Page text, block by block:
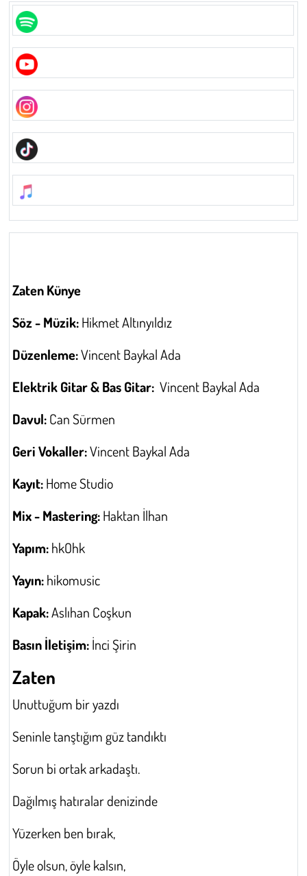
Zaten Künye
Söz - Müzik:Hikmet Altınyıldız
Düzenleme:Vincent Baykal Ada
Elektrik Gitar & Bas Gitar: Vincent Baykal Ada
Davul:Can Sürmen
Geri Vokaller:Vincent Baykal Ada
Kayıt:Home Studio
Mix - Mastering:Haktan İlhan
Yapım:hkOhk
Yayın:hikomusic
Kapak:Aslıhan Coşkun
Basın İletişim:İnci Şirin
Zaten
Unuttuğum bir yazdı
Seninle tanştığım güz tandıktı
Sorun bi ortak arkadaştı.
Dağılmış hatıralar denizinde
Yüzerken ben bırak,
Öyle olsun, öyle kalsın,